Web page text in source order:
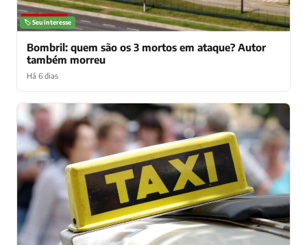
NOTÍCIAS
🏷️ Seu interesse
Bombril: quem são os 3 mortos em ataque? Autor
também morreu
Há 6 dias